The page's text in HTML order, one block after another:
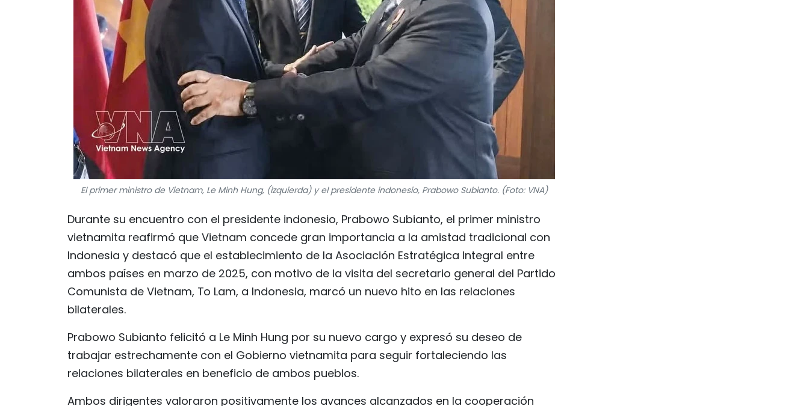
El primer ministro de Vietnam, Le Minh Hung, (izquierda) y el presidente indonesio, Prabowo Subianto. (Foto: VNA)
Durante su encuentro con el presidente indonesio, Prabowo Subianto, el primer ministro
vietnamita reafirmó que Vietnam concede gran importancia a la amistad tradicional con
Indonesia y destacó que el establecimiento de la Asociación Estratégica Integral entre
ambos países en marzo de 2025, con motivo de la visita del secretario general del Partido
Comunista de Vietnam, To Lam, a Indonesia, marcó un nuevo hito en las relaciones
bilaterales.
Prabowo Subianto felicitó a Le Minh Hung por su nuevo cargo y expresó su deseo de
trabajar estrechamente con el Gobierno vietnamita para seguir fortaleciendo las
relaciones bilaterales en beneficio de ambos pueblos.
Ambos dirigentes valoraron positivamente los avances alcanzados en la cooperación